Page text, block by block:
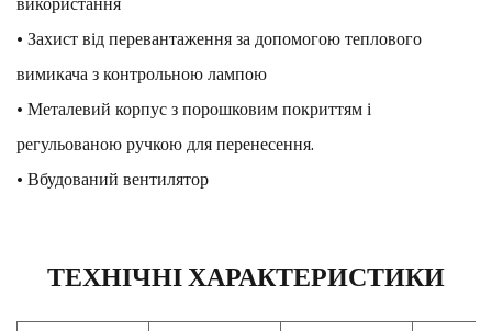
• Захист від перевантаження за допомогою теплового
вимикача з контрольною лампою
• Металевий корпус з порошковим покриттям і
регульованою ручкою для перенесення.
• Вбудований вентилятор
ТЕХНІЧНІ ХАРАКТЕРИСТИКИ